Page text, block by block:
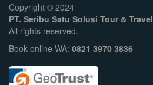
Copyright © 2024
PT. Seribu Satu Solusi Tour & Travel
All rights reserved.
Book online WA: 0821 3970 3836